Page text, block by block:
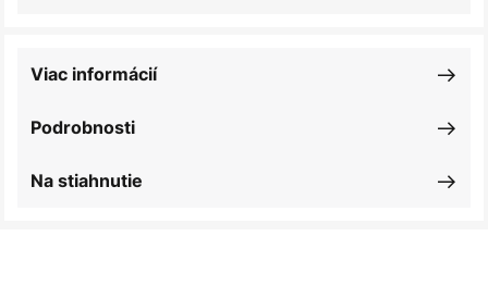
Podrobnosti
Viac informácií
Na stiahnutie